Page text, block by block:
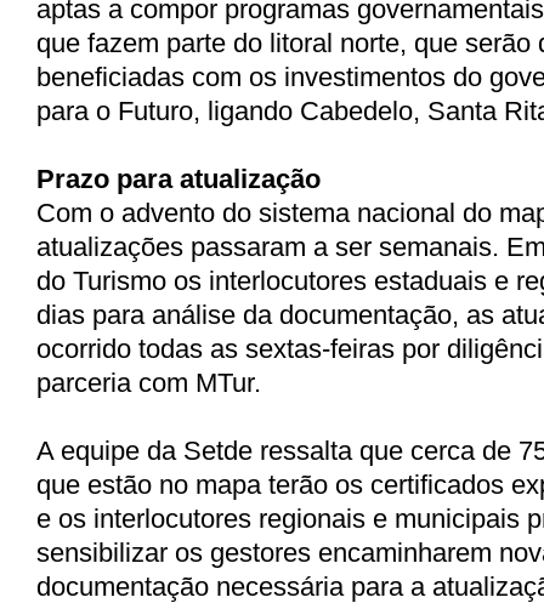
aptas a compor programas
que fazem parte do litoral norte, que serão
beneficiadas com os investimentos do
para o Futuro, ligando Cabedelo, Santa
Prazo para atualização
Com o advento do sistema nacional do
atualizações passaram a ser semanais.
do Turismo os interlocutores estaduais e
dias para análise da documentação, as
ocorrido todas as sextas-feiras por
parceria com MTur.
A equipe da Setde ressalta que cerca de
que estão no mapa terão os certificados
e os interlocutores regionais e municipais
sensibilizar os gestores encaminharem
documentação necessária para a